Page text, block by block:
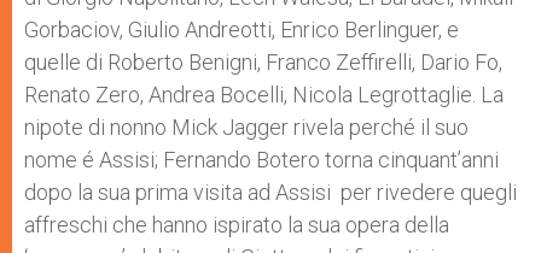
Gorbaciov, Giulio Andreotti, Enrico Berlinguer, e
quelle di Roberto Benigni, Franco Zeffirelli, Dario Fo,
Renato Zero, Andrea Bocelli, Nicola Legrottaglie. La
nipote di nonno Mick Jagger rivela perché il suo
nome é Assisi; Fernando Botero torna cinquant’anni
dopo la sua prima visita ad Assisi per rivedere quegli
affreschi che hanno ispirato la sua opera della